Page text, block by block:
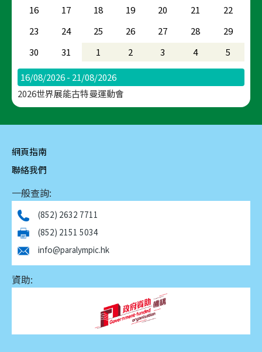
16
17 18 19 20 21
22
23
24 25 26 27 28
29
30
31 1 2 3 4 5
16/08/2026 - 21/08/2026
2026世界展能古特曼運動會
網頁指南
聯絡我們
一般查詢:
(852) 2632 7711
(852) 2151 5034
info@paralympic.hk
資助: